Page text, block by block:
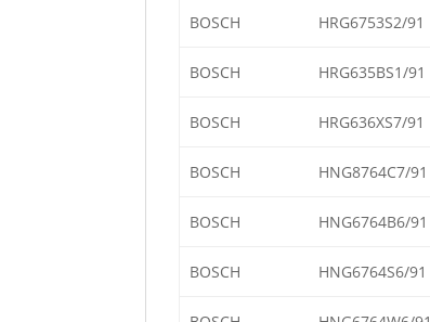
BOSCH HRG6753S2/91
BOSCH HRG635BS1/91
BOSCH HRG636XS7/91
BOSCH HNG8764C7/91
BOSCH HNG6764B6/91
BOSCH HNG6764S6/91